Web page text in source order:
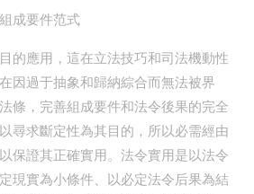
成要件范式
的應用，這在立法技巧和司法機動性
因過于抽象和歸納綜合而無法被界
條，完善組成要件和法令後果的完全
尋求斷定性為其目的，所以必需經由
保證其正確實用。法令實用是以法令
現實為小條件、以必定法令后果為結